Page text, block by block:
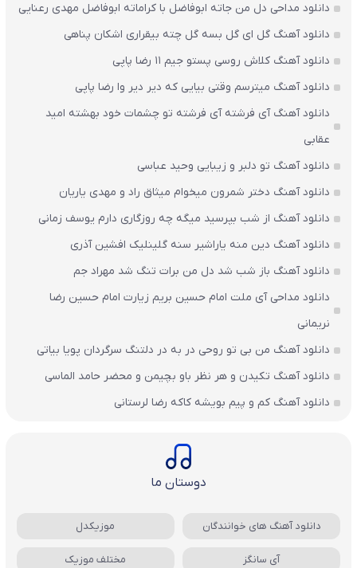
دانلود مداحی دل من جاته ابوفاضل با کراماته ابوفاضل مهدی رعنایی
دانلود آهنگ گل ای گل بسه گل چته بیقراری اشکان پناهی
دانلود آهنگ کلاش روسی پستو جیم ۱۱ رضا پاپی
دانلود آهنگ میترسم وقتی بیایی که دیر دیر وا رضا پاپی
دانلود آهنگ آی فرشته آی فرشته تو چشمات خود بهشته امید
عقابی
دانلود آهنگ تو دلبر و زیبایی وحید عباسی
دانلود آهنگ دختر شمرون میخوام میثاق راد و مهدی یاریان
دانلود آهنگ از شب بپرسید میگه چه روزگاری دارم یوسف زمانی
دانلود آهنگ دین منه یاراشیر سنه گلینلیک افشین آذری
دانلود آهنگ باز شب شد دل من برات تنگ شد مهراد جم
دانلود مداحی آی ملت امام حسین بریم زیارت امام حسین رضا
نریمانی
دانلود آهنگ من بی تو روحی در به در دلتنگ سرگردان پویا بیاتی
دانلود آهنگ تکیدن و هر نظر باو بچیمن و محضر حامد الماسی
دانلود آهنگ کم و پیم بویشه کاکه رضا لرستانی
دوستان ما
دانلود آهنگ های خوانندگان موزیکدل
آی سانگز مختلف موزیک